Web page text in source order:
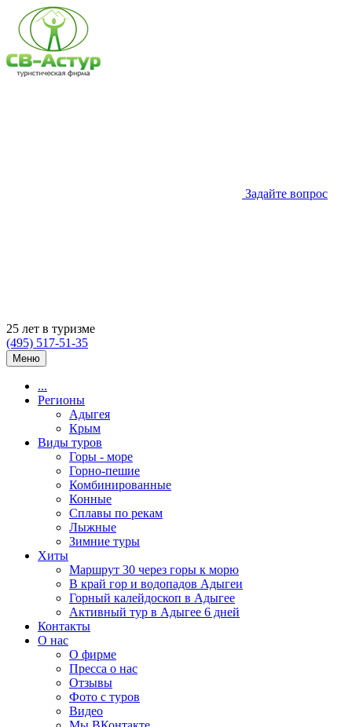
Задайте вопрос
25 лет в туризме
(495) 517-51-35
Меню
...
Регионы
Адыгея
Крым
Виды туров
Горы - море
Горно-пешие
Комбинированные
Конные
Сплавы по рекам
Лыжные
Зимние туры
Хиты
Маршрут 30 через горы к морю
В край гор и водопадов Адыгеи
Горный калейдоскоп в Адыгее
Активный тур в Адыгее 6 дней
Контакты
О нас
О фирме
Пресса о нас
Отзывы
Фото с туров
Видео